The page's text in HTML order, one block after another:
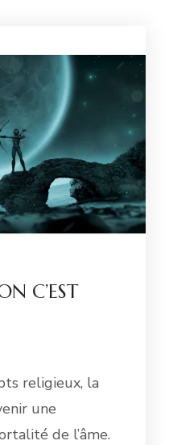
C’EST
religieux, la
une
de l’âme.